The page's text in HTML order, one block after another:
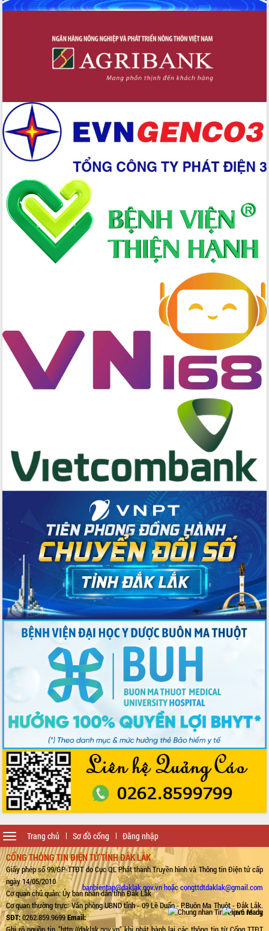
Trang chủ Sơ đồ cổng Đăng nhập
Toggle
navigation
CỔNG THÔNG TIN ĐIỆN TỬ TỈNH ĐẮK LẮK
Giấy phép số 99/GP-TTĐT do Cục QL Phát thanh Truyền hình và Thông tin Điện tử cấp
ngày 14/05/2010
Cơ quan chủ quản: Ủy ban nhân dân tỉnh Đắk Lắk
Cơ quan thường trực: Văn phòng UBND tỉnh - 09 Lê Duẩn - P.Buôn Ma Thuột - Đắk Lắk.
SĐT:0262.859.9699Email:
banbientap@daklak.gov.vn hoặc congttdtdaklak@gmail.com